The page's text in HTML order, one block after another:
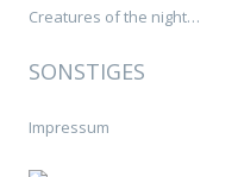
Creatures of the night…
SONSTIGES
Impressum